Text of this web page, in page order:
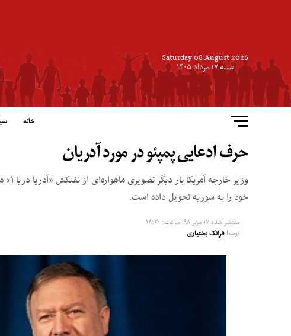
Saturday 08 August 2026
شنبه ۱۷ مرداد ۱۴۰۵
خانه
حرف ادعایی پمپئو در مورد آدریان
خود را به سوریه تحویل داده است.
منتشر شده۱۷ مهر ۹۸, ساعت: ۱۸:۳۰
توسطفرانک بختیاری